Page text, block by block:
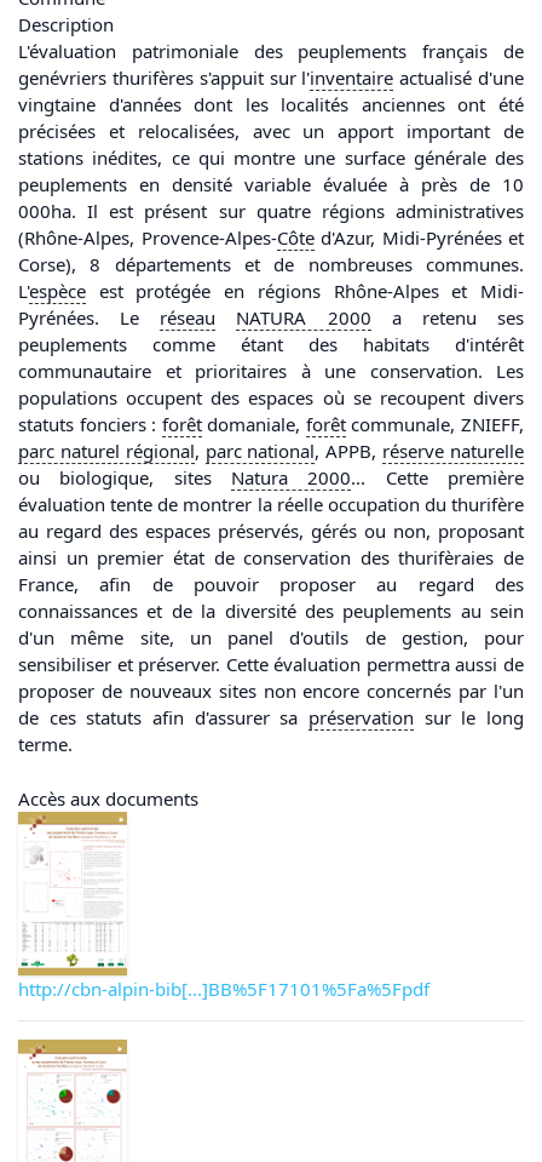
Description
L'évaluation patrimoniale des peuplements français de
genévriers thurifères s'appuit sur l'inventaire actualisé d'une
vingtaine d'années dont les localités anciennes ont été
précisées et relocalisées, avec un apport important de
stations inédites, ce qui montre une surface générale des
peuplements en densité variable évaluée à près de 10
000ha. Il est présent sur quatre régions administratives
(Rhône-Alpes, Provence-Alpes-Côted'Azur, Midi-Pyrénées et
Corse), 8 départements et de nombreuses communes.
L'espèce est protégée en régions Rhône-Alpes et Midi-
Pyrénées. Le réseau NATURA 2000 a retenu ses
peuplements comme étant des habitats d'intérêt
communautaire et prioritaires à une conservation. Les
populations occupent des espaces où se recoupent divers
statuts fonciers : forêtdomaniale, forêtcommunale, ZNIEFF,
parc naturel régional, parcnational, APPB, réserve naturelle
ou biologique, sites Natura 2000... Cette première
évaluation tente de montrer la réelle occupation du thurifère
au regard des espaces préservés, gérés ou non, proposant
ainsi un premier état de conservation des thurifèraies de
France, afin de pouvoir proposer au regard des
connaissances et de la diversité des peuplements au sein
d'un même site, un panel d'outils de gestion, pour
sensibiliser et préserver. Cette évaluation permettra aussi de
proposer de nouveaux sites non encore concernés par l'un
de ces statuts afin d'assurer sa préservation sur le long
terme.
Accès aux documents
http://cbn-alpin-bib[...]BB%5F17101%5Fa%5Fpdf